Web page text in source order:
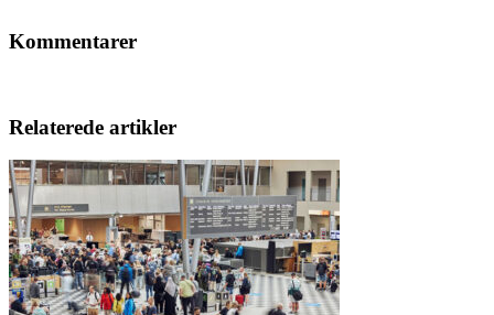
Kommentarer
Relaterede artikler